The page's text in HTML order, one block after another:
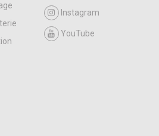
Instagram
YouTube